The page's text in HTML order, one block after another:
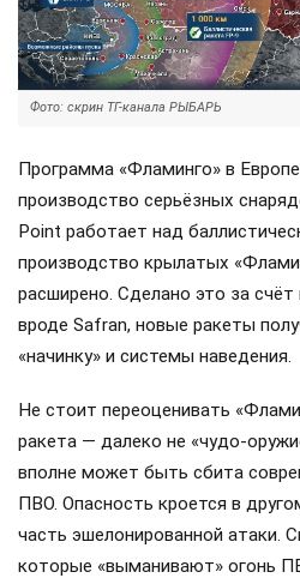
Фото: скрин ТГ-канала РЫБАРЬ
Программа «Фламинго» в
производство серьёзных
Point работает над
производство крылатых
расширено. Сделано это за счёт
вроде Safran, новые ракеты
«начинку» и системы наведения.
Не стоит переоценивать
ракета — далеко не «чудо-
вполне может быть сбита
ПВО. Опасность кроется в
часть эшелонированной атаки.
которые «выманивают» огонь